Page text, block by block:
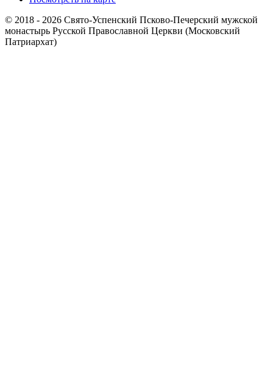
© 2018 - 2026 Свято-Успенский Псково-Печерский мужской
монастырь Русской Православной Церкви (Московский
Патриархат)